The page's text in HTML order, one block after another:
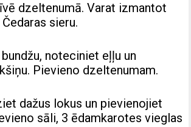
dzeltenumā. Varat izmantot
sieru.
noteciniet eļļu un
Pievieno dzeltenumam.
dažus lokus un pievienojiet
sāli, 3 ēdamkarotes vieglas